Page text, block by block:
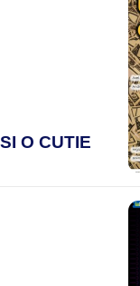
O CUTIE